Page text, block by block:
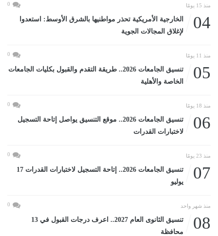
منذ 15 يومًا 0
04
الخارجية الأمريكية تحذر مواطنيها بالشرق الأوسط: استعدوا
لإغلاق المجالات الجوية
منذ 11 يومًا 0
05
تنسيق الجامعات 2026.. طريقة التقدم والقبول بكليات الجامعات
الخاصة والأهلية
منذ 18 يومًا 0
06
تنسيق الجامعات 2026.. موقع التنسيق يواصل إتاحة التسجيل
لاختبارات القدرات
منذ 23 يومًا 0
07
تنسيق الجامعات 2026.. إتاحة التسجيل لاختبارات القدرات 17
يوليو
منذ شهر واحد 0
08
تنسيق الثانوى العام 2027.. اعرف درجات القبول في 13
محافظة